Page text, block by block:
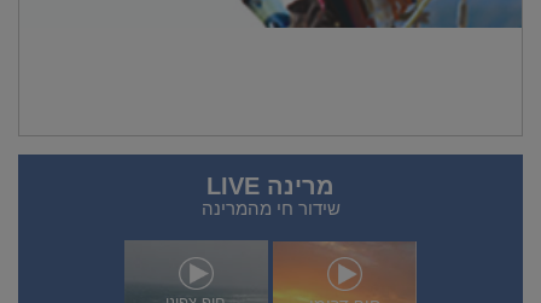
מרינה LIVE
שידור חי מהמרינה